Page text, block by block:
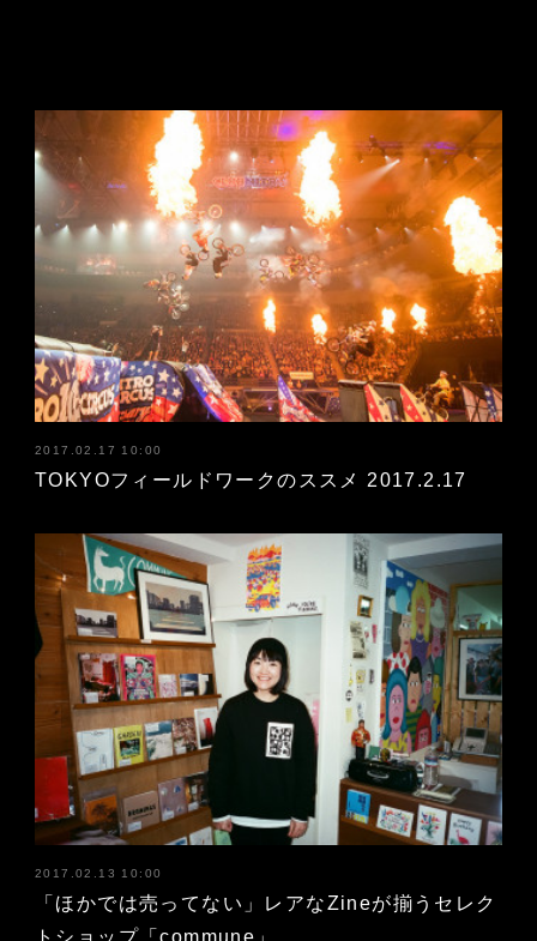
2017.02.17 10:00
TOKYOフィールドワークのススメ 2017.2.17
2017.02.13 10:00
「ほかでは売ってない」レアなZineが揃うセレク
トショップ「commune」